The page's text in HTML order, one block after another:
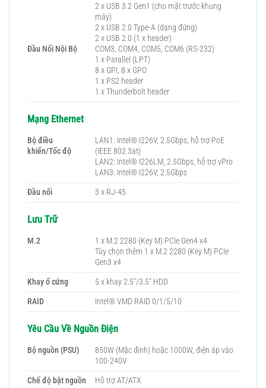
Đầu Nối Nội Bộ
2 x USB 3.2 Gen1 (cho mặt trước khung
máy)
2 x USB 2.0 Type-A (dạng đứng)
2 x USB 2.0 (1 x header)
COM3, COM4, COM5, COM6 (RS-232)
1 x Parallel (LPT)
8 x GPI, 8 x GPO
1 x PS2 header
1 x Thunderbolt header
Mạng Ethernet
Bộ điều
khiển/Tốc độ
LAN1: Intel® I226V, 2.5Gbps, hỗ trợ PoE
(IEEE 802.3at)
LAN2: Intel® I226LM, 2.5Gbps, hỗ trợ vPro
LAN3: Intel® I226V, 2.5Gbps
Đầu nối
3 x RJ-45
Lưu Trữ
M.2
1 x M.2 2280 (Key M) PCIe Gen4 x4
Tùy chọn thêm 1 x M.2 2280 (Key M) PCIe
Gen3 x4
Khay ổ cứng
5 x khay 2.5″/3.5″ HDD
RAID
Intel® VMD RAID 0/1/5/10
Yêu Cầu Về Nguồn Điện
Bộ nguồn (PSU)
850W (Mặc định) hoặc 1000W, điện áp vào
100-240V
Chế độ bật nguồn
Hỗ trợ AT/ATX